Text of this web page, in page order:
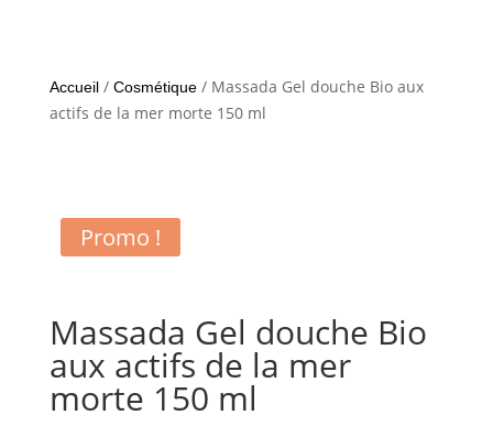
Accueil/ Cosmétique/ Massada Gel douche Bio aux
actifs de la mer morte 150 ml
Promo !
Massada Gel douche Bio
aux actifs de la mer
morte 150 ml